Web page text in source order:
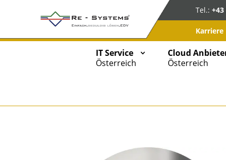
Tel.: +43
Karriere
IT Service
Österreich
Cloud
Österreich